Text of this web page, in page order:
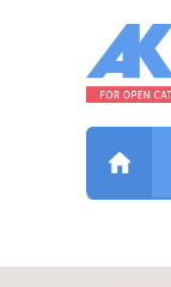
Direct
het